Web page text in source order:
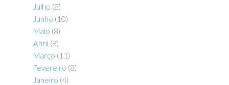
Julho (8)
Junho (10)
Maio (8)
Abril (8)
Março (11)
Fevereiro (8)
Janeiro (4)